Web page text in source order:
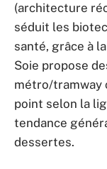
(architecture
séduit les
santé, grâce à
Soie propose
métro/tramway
point selon la
tendance
dessertes.